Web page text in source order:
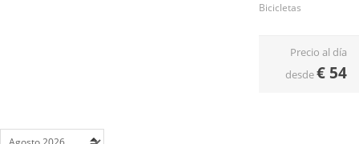
Bicicletas
Precio al día
desde€ 54